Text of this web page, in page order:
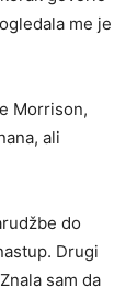
me je
Morrison,
ali
do
Drugi
sam da